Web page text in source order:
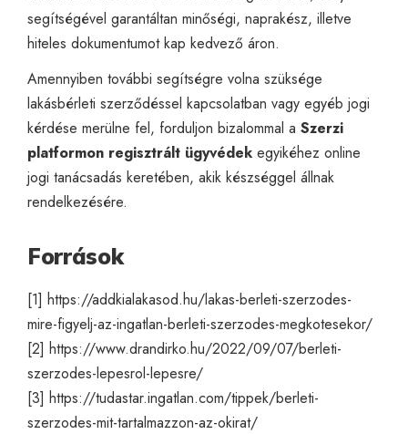
segítségével garantáltan minőségi, naprakész, illetve
hiteles dokumentumot kap kedvező áron.
Amennyiben további segítségre volna szüksége
lakásbérleti szerződéssel kapcsolatban vagy egyéb jogi
kérdése merülne fel, forduljon bizalommal a Szerzi
platformon regisztrált ügyvédek egyikéhez online
jogi tanácsadás keretében, akik készséggel állnak
rendelkezésére.
Források
[1] https://addkialakasod.hu/lakas-berleti-szerzodes-
mire-figyelj-az-ingatlan-berleti-szerzodes-megkotesekor/
[2] https://www.drandirko.hu/2022/09/07/berleti-
szerzodes-lepesrol-lepesre/
[3] https://tudastar.ingatlan.com/tippek/berleti-
szerzodes-mit-tartalmazzon-az-okirat/